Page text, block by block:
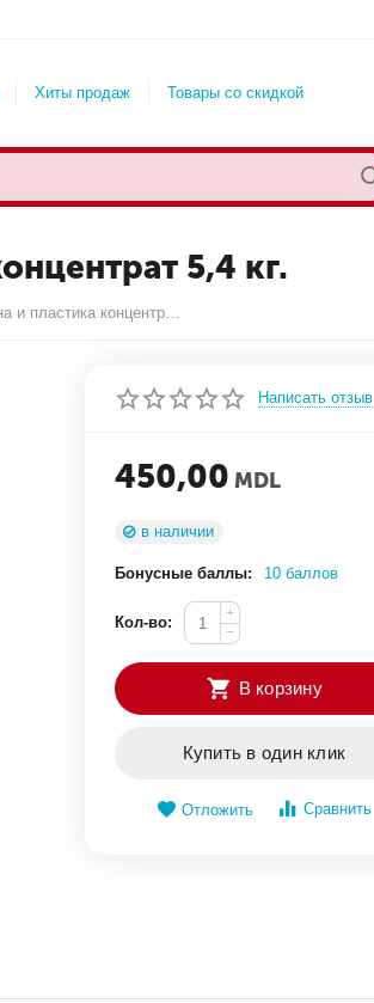
Хиты продаж Товары со скидкой
5,4 кг.
Grass Очиститель салона и пластика концентрат 5,4 кг.
Написать отзыв
450,00 MDL
в наличии
Бонусные баллы: 10 баллов
Кол-во:
+
−
В корзину
Купить в один клик
Отложить Сравнить